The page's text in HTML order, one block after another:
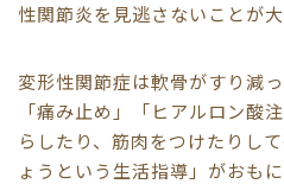
性関節炎を見逃さないことが大
変形性関節症は軟骨がすり減
「痛み止め」「ヒアルロン酸
らしたり、筋肉をつけたりし
ょうという生活指導」がおも